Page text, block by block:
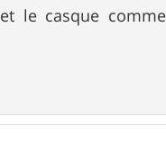
le casque